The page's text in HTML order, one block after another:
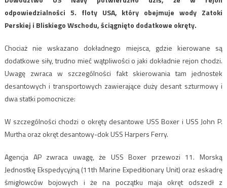
odpowiedzialności 5. floty USA, który obejmuje wody Zatoki
Perskiej i Bliskiego Wschodu, ściągnięto dodatkowe okręty.
Chociaż nie wskazano dokładnego miejsca, gdzie kierowane są
dodatkowe siły, trudno mieć wątpliwości o jaki dokładnie rejon chodzi.
Uwagę zwraca w szczególności fakt skierowania tam jednostek
desantowych i transportowych zawierające duży desant szturmowy i
dwa statki pomocnicze:
W szczególności chodzi o okręty desantowe USS Boxer i USS John P.
Murtha oraz okręt desantowy-dok USS Harpers Ferry.
Agencja AP zwraca uwagę, że ​​USS Boxer przewozi 11. Morską
Jednostkę Ekspedycyjną (11th Marine Expeditionary Unit) oraz eskadrę
śmigłowców bojowych i że na początku maja okręt odszedł z